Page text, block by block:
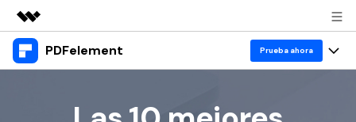
Productos destacados
PDFelement Prueba ahora